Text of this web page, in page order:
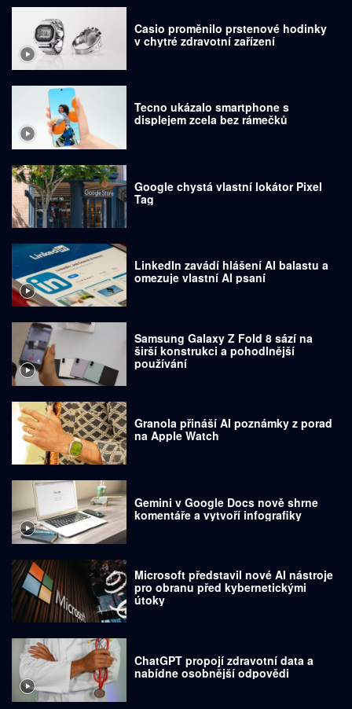
Casio proměnilo prstenové hodinky
v chytré zdravotní zařízení
Tecno ukázalo smartphone s
displejem zcela bez rámečků
Google chystá vlastní lokátor Pixel
Tag
LinkedIn zavádí hlášení AI balastu a
omezuje vlastní AI psaní
Samsung Galaxy Z Fold 8 sází na
širší konstrukci a pohodlnější
používání
Granola přináší AI poznámky z porad
na Apple Watch
Gemini v Google Docs nově shrne
komentáře a vytvoří infografiky
Microsoft představil nové AI nástroje
pro obranu před kybernetickými
útoky
ChatGPT propojí zdravotní data a
nabídne osobnější odpovědi